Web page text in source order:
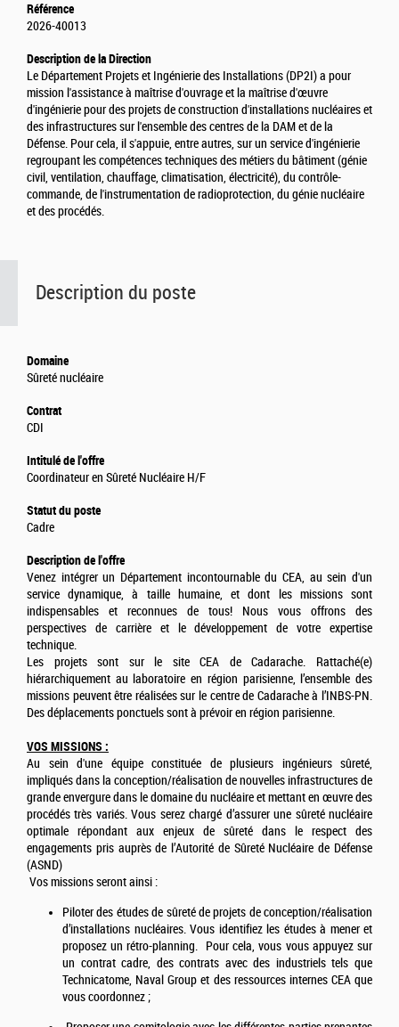
Description du poste
Domaine
Sûreté nucléaire
Contrat
CDI
Intitulé de l'offre
Coordinateur en Sûreté Nucléaire H/F
Statut du poste
Cadre
Description de l'offre
Venez intégrer un Département incontournable du CEA, au sein d'un
service dynamique, à taille humaine, et dont les missions sont
indispensables et reconnues de tous! Nous vous offrons des
perspectives de carrière et le développement de votre expertise
technique.
Les projets sont sur le site CEA de Cadarache. Rattaché(e)
hiérarchiquement au laboratoire en région parisienne, l’ensemble des
missions peuvent être réalisées sur le centre de Cadarache à l’INBS-PN.
Des déplacements ponctuels sont à prévoir en région parisienne.
VOS MISSIONS :
Au sein d'une équipe constituée de plusieurs ingénieurs sûreté,
impliqués dans la conception/réalisation de nouvelles infrastructures de
grande envergure dans le domaine du nucléaire et mettant en œuvre des
procédés très variés. Vous serez chargé d’assurer une sûreté nucléaire
optimale répondant aux enjeux de sûreté dans le respect des
engagements pris auprès de l’Autorité de Sûreté Nucléaire de Défense
(ASND)
Vos missions seront ainsi :
Piloter des études de sûreté de projets de conception/réalisation
d’installations nucléaires. Vous identifiez les études à mener et
proposez un rétro-planning. Pour cela, vous vous appuyez sur
un contrat cadre, des contrats avec des industriels tels que
Technicatome, Naval Group et des ressources internes CEA que
vous coordonnez ;
Référence
2026-40013
Description de la Direction
Le Département Projets et Ingénierie des Installations (DP2I) a pour
mission l'assistance à maîtrise d'ouvrage et la maîtrise d'œuvre
d'ingénierie pour des projets de construction d'installations nucléaires et
des infrastructures sur l'ensemble des centres de la DAM et de la
Défense. Pour cela, il s'appuie, entre autres, sur un service d'ingénierie
regroupant les compétences techniques des métiers du bâtiment (génie
civil, ventilation, chauffage, climatisation, électricité), du contrôle-
commande, de l'instrumentation de radioprotection, du génie nucléaire
et des procédés.